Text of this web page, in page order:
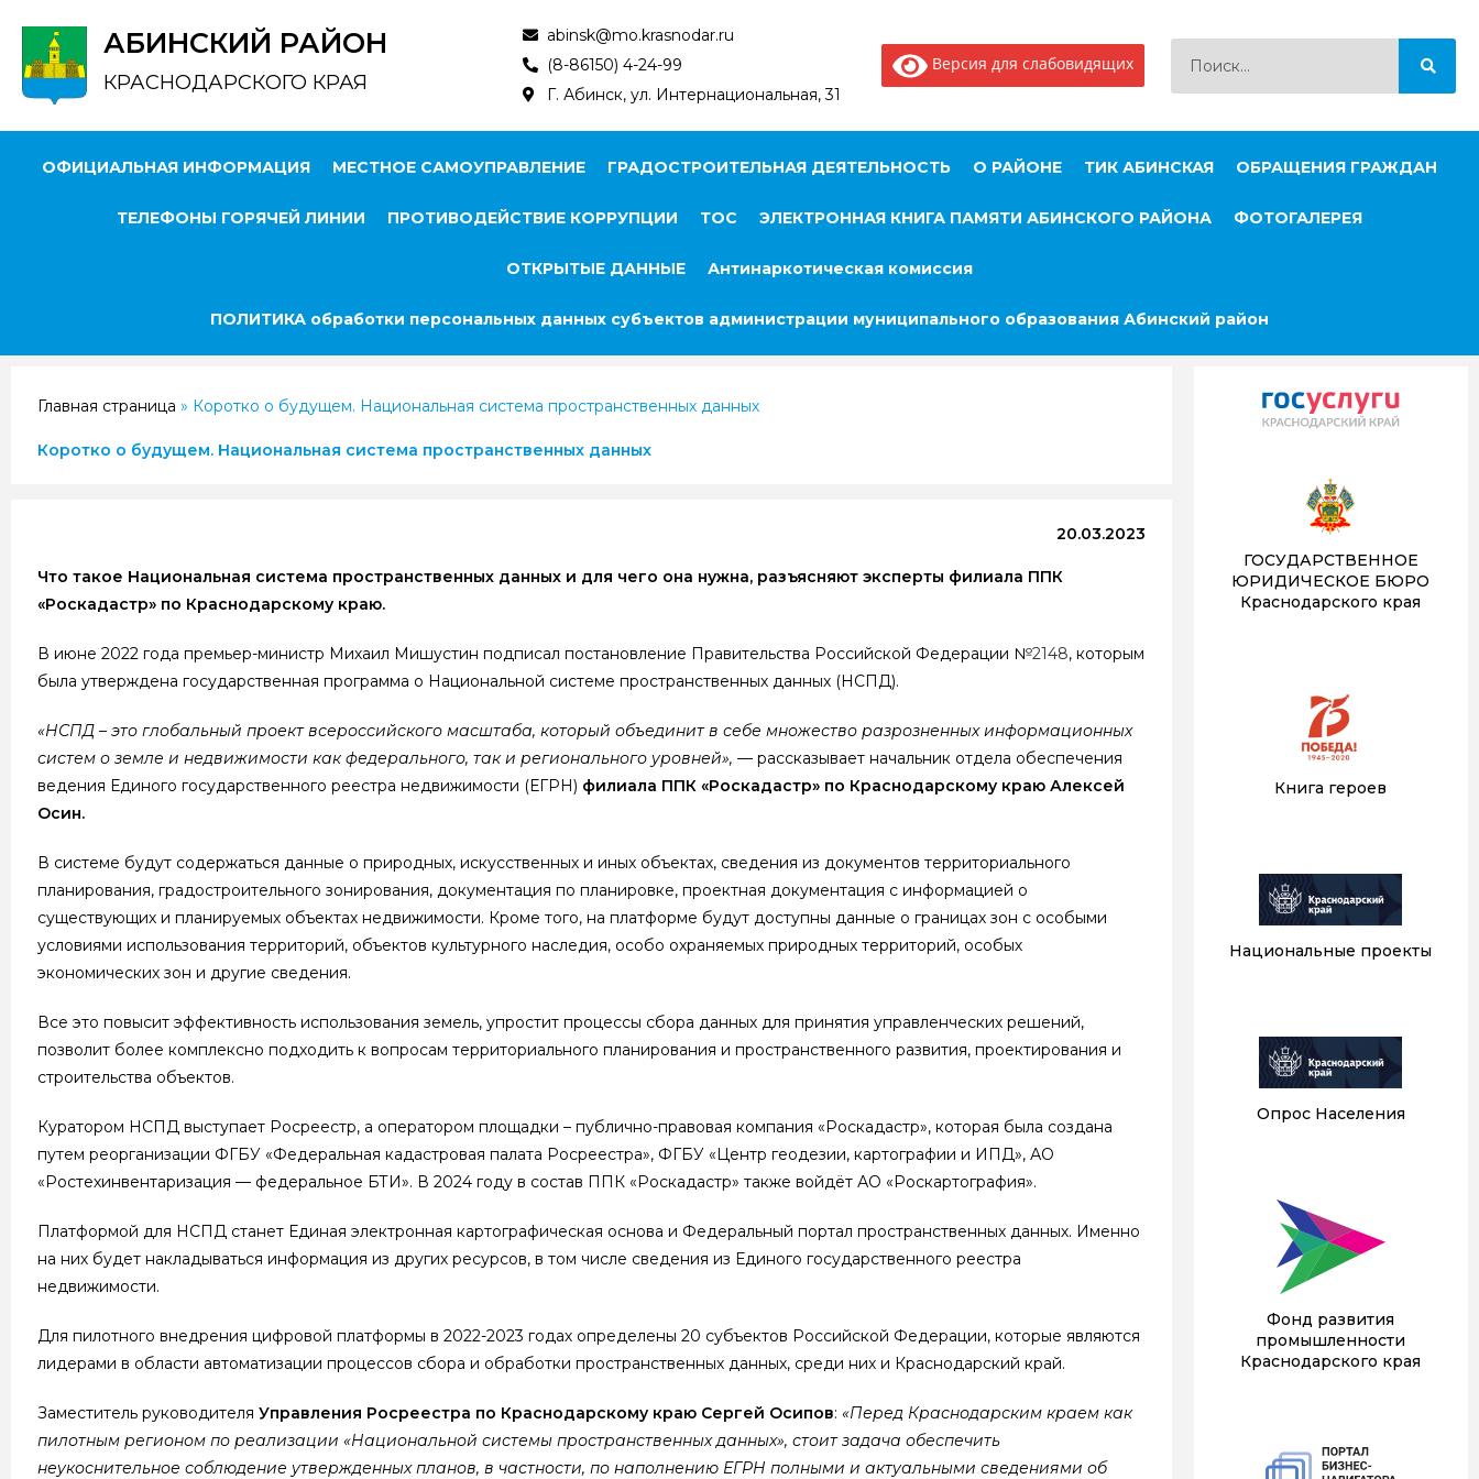
АБИНСКИЙ РАЙОН
КРАСНОДАРСКОГО КРАЯ
abinsk@mo.krasnodar.ru
(8-86150) 4-24-99
Г. Абинск, ул. Интернациональная, 31
Версия для слабовидящих
ОФИЦИАЛЬНАЯ ИНФОРМАЦИЯ МЕСТНОЕ САМОУПРАВЛЕНИЕ ГРАДОСТРОИТЕЛЬНАЯ ДЕЯТЕЛЬНОСТЬ О РАЙОНЕ ТИК АБИНСКАЯ ОБРАЩЕНИЯ ГРАЖДАН
ТЕЛЕФОНЫ ГОРЯЧЕЙ ЛИНИИ ПРОТИВОДЕЙСТВИЕ КОРРУПЦИИ ТОС ЭЛЕКТРОННАЯ КНИГА ПАМЯТИ АБИНСКОГО РАЙОНА ФОТОГАЛЕРЕЯ
ОТКРЫТЫЕ ДАННЫЕ Антинаркотическая комиссия
ПОЛИТИКА обработки персональных данных субъектов администрации муниципального образования Абинский район
Главная страница » Коротко о будущем. Национальная система пространственных данных
Коротко о будущем. Национальная система пространственных данных
20.03.2023
Что такое Национальная система пространственных данных и для чего она нужна, разъясняют эксперты филиала ППК
«Роскадастр» по Краснодарскому краю.
В июне 2022 года премьер-министр Михаил Мишустин подписал постановление Правительства Российской Федерации №2148, которым
была утверждена государственная программа о Национальной системе пространственных данных (НСПД).
«НСПД – это глобальный проект всероссийского масштаба, который объединит в себе множество разрозненных информационных
систем о земле и недвижимости как федерального, так и регионального уровней», — рассказывает начальник отдела обеспечения
ведения Единого государственного реестра недвижимости (ЕГРН) филиала ППК «Роскадастр» по Краснодарскому краю Алексей
Осин.
В системе будут содержаться данные о природных, искусственных и иных объектах, сведения из документов территориального
планирования, градостроительного зонирования, документация по планировке, проектная документация с информацией о
существующих и планируемых объектах недвижимости. Кроме того, на платформе будут доступны данные о границах зон с особыми
условиями использования территорий, объектов культурного наследия, особо охраняемых природных территорий, особых
экономических зон и другие сведения.
Все это повысит эффективность использования земель, упростит процессы сбора данных для принятия управленческих решений,
позволит более комплексно подходить к вопросам территориального планирования и пространственного развития, проектирования и
строительства объектов.
Куратором НСПД выступает Росреестр, а оператором площадки – публично-правовая компания «Роскадастр», которая была создана
путем реорганизации ФГБУ «Федеральная кадастровая палата Росреестра», ФГБУ «Центр геодезии, картографии и ИПД», АО
«Ростехинвентаризация — федеральное БТИ». В 2024 году в состав ППК «Роскадастр» также войдёт АО «Роскартография».
Платформой для НСПД станет Единая электронная картографическая основа и Федеральный портал пространственных данных. Именно
на них будет накладываться информация из других ресурсов, в том числе сведения из Единого государственного реестра
недвижимости.
Для пилотного внедрения цифровой платформы в 2022-2023 годах определены 20 субъектов Российской Федерации, которые являются
лидерами в области автоматизации процессов сбора и обработки пространственных данных, среди них и Краснодарский край.
Заместитель руководителя Управления Росреестра по Краснодарскому краю Сергей Осипов: «Перед Краснодарским краем как
пилотным регионом по реализации «Национальной системы пространственных данных», стоит задача обеспечить
неукоснительное соблюдение утвержденных планов, в частности, по наполнению ЕГРН полными и актуальными сведениями об
ГОСУДАРСТВЕННОЕ
ЮРИДИЧЕСКОЕ БЮРО
Краснодарского края
Книга героев
Национальные проекты
Опрос Населения
Фонд развития
промышленности
Краснодарского края